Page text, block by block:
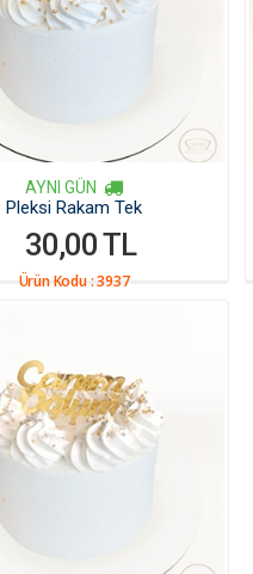
AYNI GÜN
Pleksi Rakam Tek
30,00 TL
Ürün Kodu :3937